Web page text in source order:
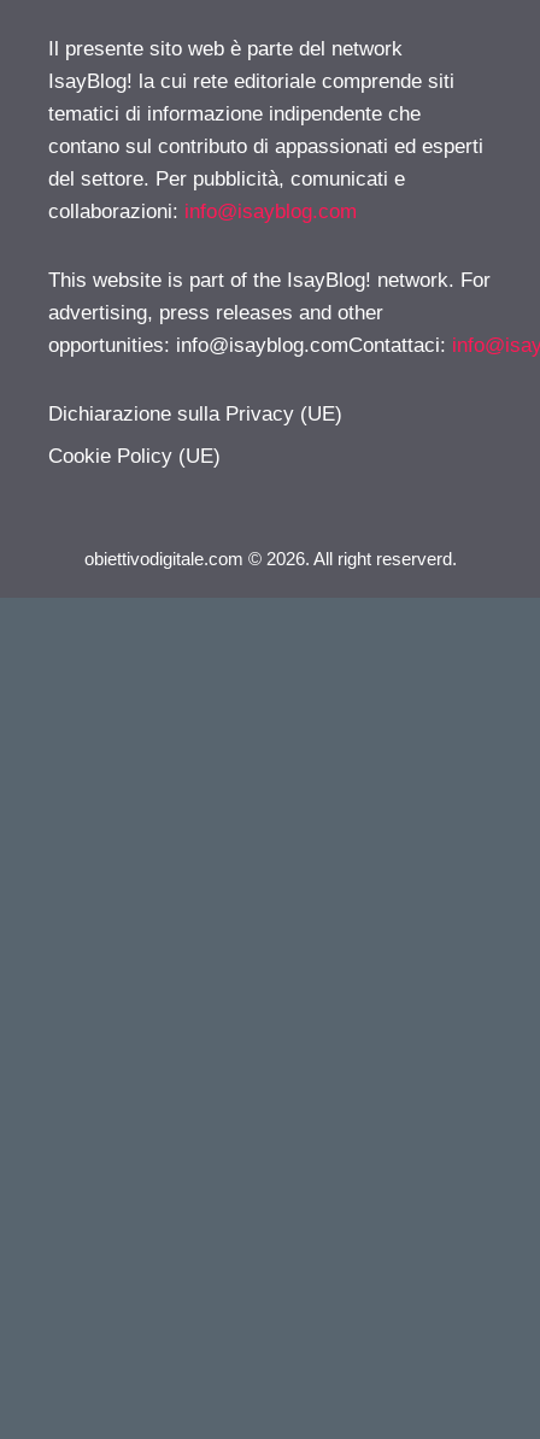
Il presente sito web è parte del network
IsayBlog! la cui rete editoriale comprende siti
tematici di informazione indipendente che
contano sul contributo di appassionati ed esperti
del settore. Per pubblicità, comunicati e
collaborazioni: info@isayblog.com
This website is part of the IsayBlog! network. For
advertising, press releases and other
opportunities: info@isayblog.comContattaci:
Dichiarazione sulla Privacy (UE)
Cookie Policy (UE)
obiettivodigitale.com © 2026. All right reserverd.